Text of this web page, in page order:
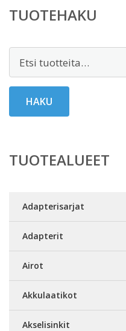
TUOTEHAKU
HAKU
TUOTEALUEET
Adapterisarjat
Adapterit
Airot
Akkulaatikot
Akselisinkit